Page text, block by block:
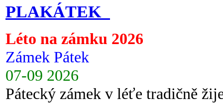
PLAKÁTEK
Léto na zámku 2026
Zámek Pátek
07-09 2026
Pátecký zámek v léťe tradičně